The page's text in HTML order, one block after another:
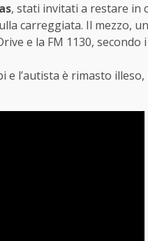
, stati invitati a restare in
carreggiata. Il mezzo,
e la FM 1130,
l’autista è rimasto